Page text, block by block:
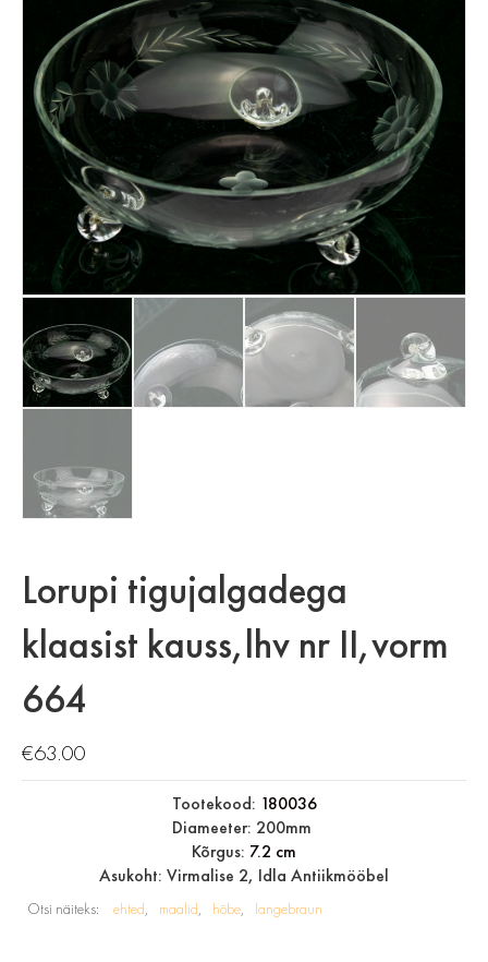
Lorupi tigujalgadega
klaasist kauss,lhv nr II,vorm
664
€63.00
Tootekood: 180036
Diameeter: 200mm
Kõrgus: 7.2 cm
Asukoht: Virmalise 2, Idla Antiikmööbel
Otsi näiteks: ehted maalid hõbe langebraun